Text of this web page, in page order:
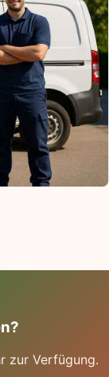
zur Verfügung.